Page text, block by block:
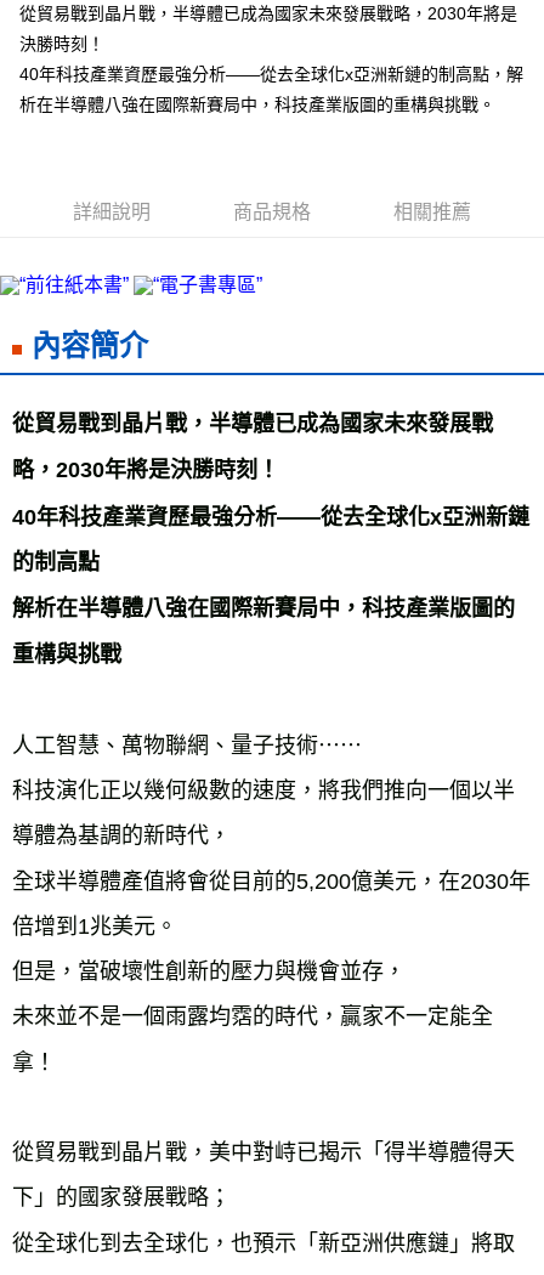
運送方式
宅配
每筆NT$70，滿NT$799(含以上)免運費
數位商品離島免運
離島宅配
雜誌海外運費 查看運費
數位商品海外免運
從貿易戰到晶片戰，半導體已成為國家未來發展戰略，2030年將是
決勝時刻！
40年科技產業資歷最強分析——從去全球化x亞洲新鏈的制高點，解
析在半導體八強在國際新賽局中，科技產業版圖的重構與挑戰。
詳細說明 商品規格 相關推薦
內容簡介
從貿易戰到晶片戰，半導體已成為國家未來發展戰
略，2030年將是決勝時刻！
40年科技產業資歷最強分析——從去全球化x亞洲新鏈
的制高點
解析在半導體八強在國際新賽局中，科技產業版圖的
重構與挑戰
人工智慧、萬物聯網、量子技術⋯⋯
科技演化正以幾何級數的速度，將我們推向一個以半
導體為基調的新時代，
全球半導體產值將會從目前的5,200億美元，在2030年
倍增到1兆美元。
但是，當破壞性創新的壓力與機會並存，
未來並不是一個雨露均霑的時代，贏家不一定能全
拿！
從貿易戰到晶片戰，美中對峙已揭示「得半導體得天
下」的國家發展戰略；
從全球化到去全球化，也預示「新亞洲供應鏈」將取